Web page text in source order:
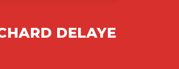
DELAYE